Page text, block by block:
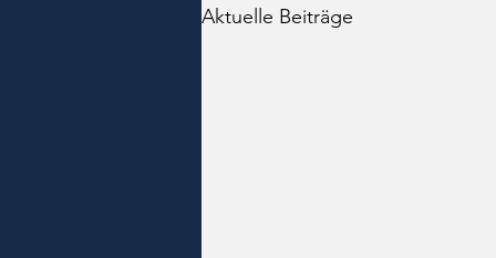
Aktuelle Beiträge